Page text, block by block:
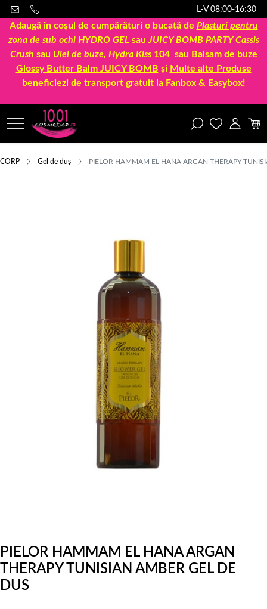
L-V 08:00-16:30
Adaugă în coșul de cumpărături o bucată de Plasturi pentru
zona de sub ochi HYDRO GEL sau JUICY BOMB PARTY Cassis
Crush sau Ulei de buze, Hydra Kiss 104sau Balsam de buze
Glossy Butter Balm JUICY BOMB și Multe alte Produse
beneficiezi de transport gratuit la Fanbox & Easybox!
CORP Gel de duș PIELOR HAMMAM EL HANA ARGAN THERAPY
PIELOR HAMMAM EL HANA ARGAN
THERAPY TUNISIAN AMBER GEL DE
DUS